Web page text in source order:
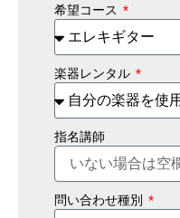
希望コース
楽器レンタル
指名講師
問い合わせ種別